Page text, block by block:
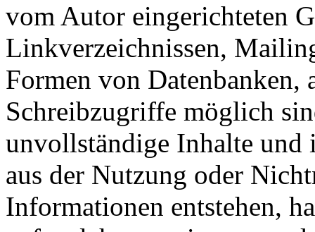
vom Autor eingerichteten
Linkverzeichnissen,
Formen von Datenbanken,
Schreibzugriffe möglich
unvollständige Inhalte und
aus der Nutzung oder
Informationen entstehen,